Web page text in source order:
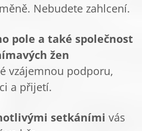
Nebudete zahlcení.
pole a také společnost
žen
vzájemnou podporu,
a přijetí.
setkáními vás